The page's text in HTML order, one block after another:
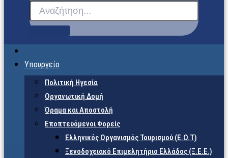
Υπουργείο
Πολιτική Ηγεσία
Οργανωτική Δομή
Όραμα και Αποστολή
Εποπτευόμενοι Φορείς
Eλληνικός Οργανισμός Τουρισμού (Ε.Ο.Τ)
Ξενοδοχειακό Επιμελητήριο Ελλάδος (Ξ.Ε.Ε.)